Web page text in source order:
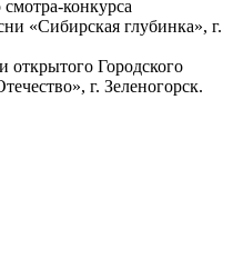
конкурса
«Сибирская глубинка», г.
открытого Городского
г. Зеленогорск.